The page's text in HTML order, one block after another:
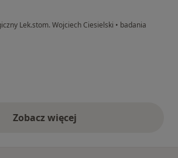
Lek.stom. Wojciech Ciesielski • badania
Zobacz więcejopinie powyżej